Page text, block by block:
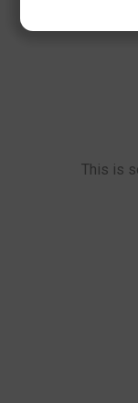
This is